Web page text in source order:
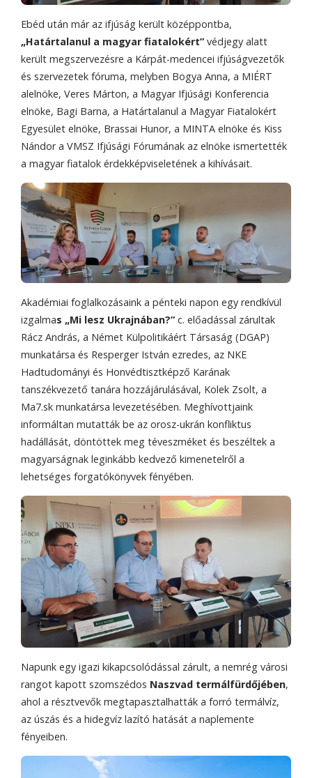
Ebéd után már az ifjúság került középpontba,
„Határtalanul a magyar fiatalokért” védjegy alatt
került megszervezésre a Kárpát-medencei ifjúságvezetők
és szervezetek fóruma, melyben Bogya Anna, a MIÉRT
alelnöke, Veres Márton, a Magyar Ifjúsági Konferencia
elnöke, Bagi Barna, a Határtalanul a Magyar Fiatalokért
Egyesület elnöke, Brassai Hunor, a MINTA elnöke és Kiss
Nándor a VMSZ Ifjúsági Fórumának az elnöke ismertették
a magyar fiatalok érdekképviseletének a kihívásait.
Akadémiai foglalkozásaink a pénteki napon egy rendkívül
izgalmas „Mi lesz Ukrajnában?” c. előadással zárultak
Rácz András, a Német Külpolitikáért Társaság (DGAP)
munkatársa és Resperger István ezredes, az NKE
Hadtudományi és Honvédtisztképző Karának
tanszékvezető tanára hozzájárulásával, Kolek Zsolt, a
Ma7.sk munkatársa levezetésében. Meghívottjaink
informáltan mutatták be az orosz-ukrán konfliktus
hadállását, döntöttek meg téveszméket és beszéltek a
magyarságnak leginkább kedvező kimenetelről a
lehetséges forgatókönyvek fényében.
Napunk egy igazi kikapcsolódással zárult, a nemrég városi
rangot kapott szomszédos Naszvad termálfürdőjében,
ahol a résztvevők megtapasztalhatták a forró termálvíz,
az úszás és a hidegvíz lazító hatását a naplemente
fényeiben.